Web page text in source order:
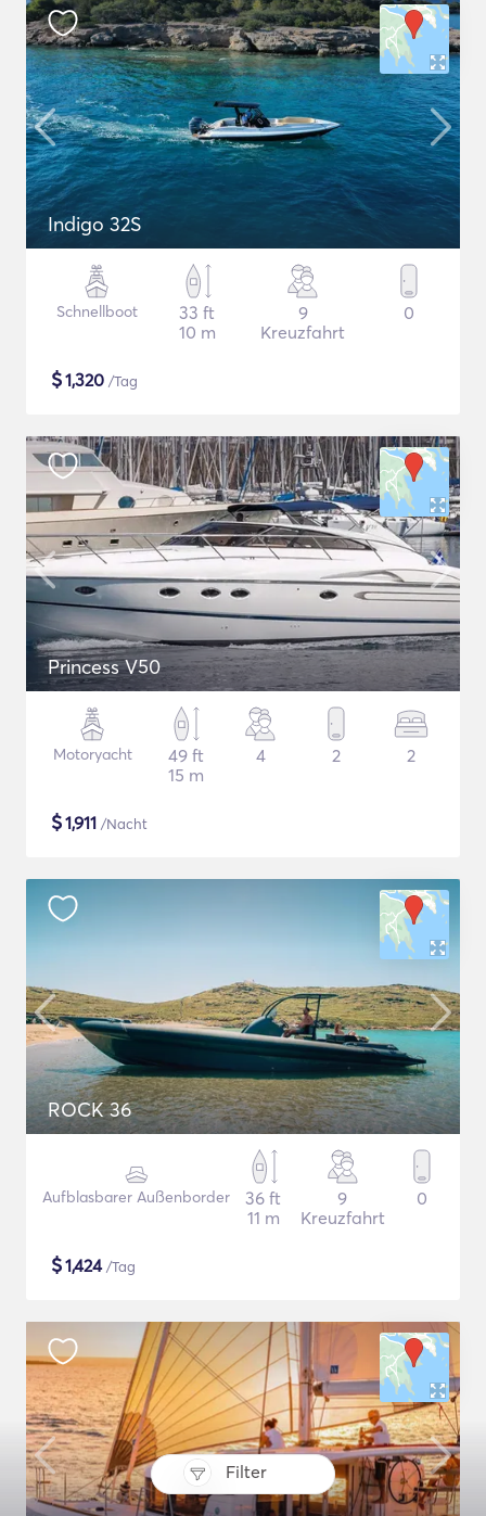
Filter
Indigo 32S
Schnellboot
33 ft
10 m
9
Kreuzfahrt
0
$1,320 /Tag
Princess V50
Motoryacht
49 ft
15 m
4 2 2
$1,911 /Nacht
ROCK 36
Aufblasbarer Außenborder
36 ft
11 m
9
Kreuzfahrt
0
$1,424/Tag